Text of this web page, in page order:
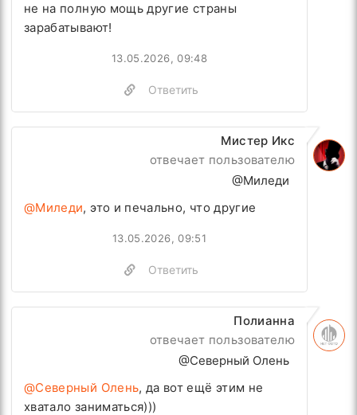
не на полную мощь другие страны
зарабатывают!
Ответить
13.05.2026, 09:48
Мистер Икс
отвечает пользователю
@Миледи
@Миледи, это и печально, что другие
Ответить
13.05.2026, 09:51
Полианна
отвечает пользователю
@Северный Олень
@Северный Олень, да вот ещё этим не
хватало заниматься)))